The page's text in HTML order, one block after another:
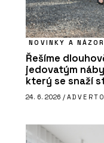
NOVINKY A
Řešíme
jedovatým
který se snaží
24. 6. 2026 /